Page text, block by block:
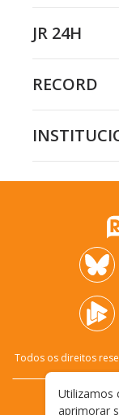
JR 24H
RECORD
Todos os direitos
Utilizamos
aprimorar